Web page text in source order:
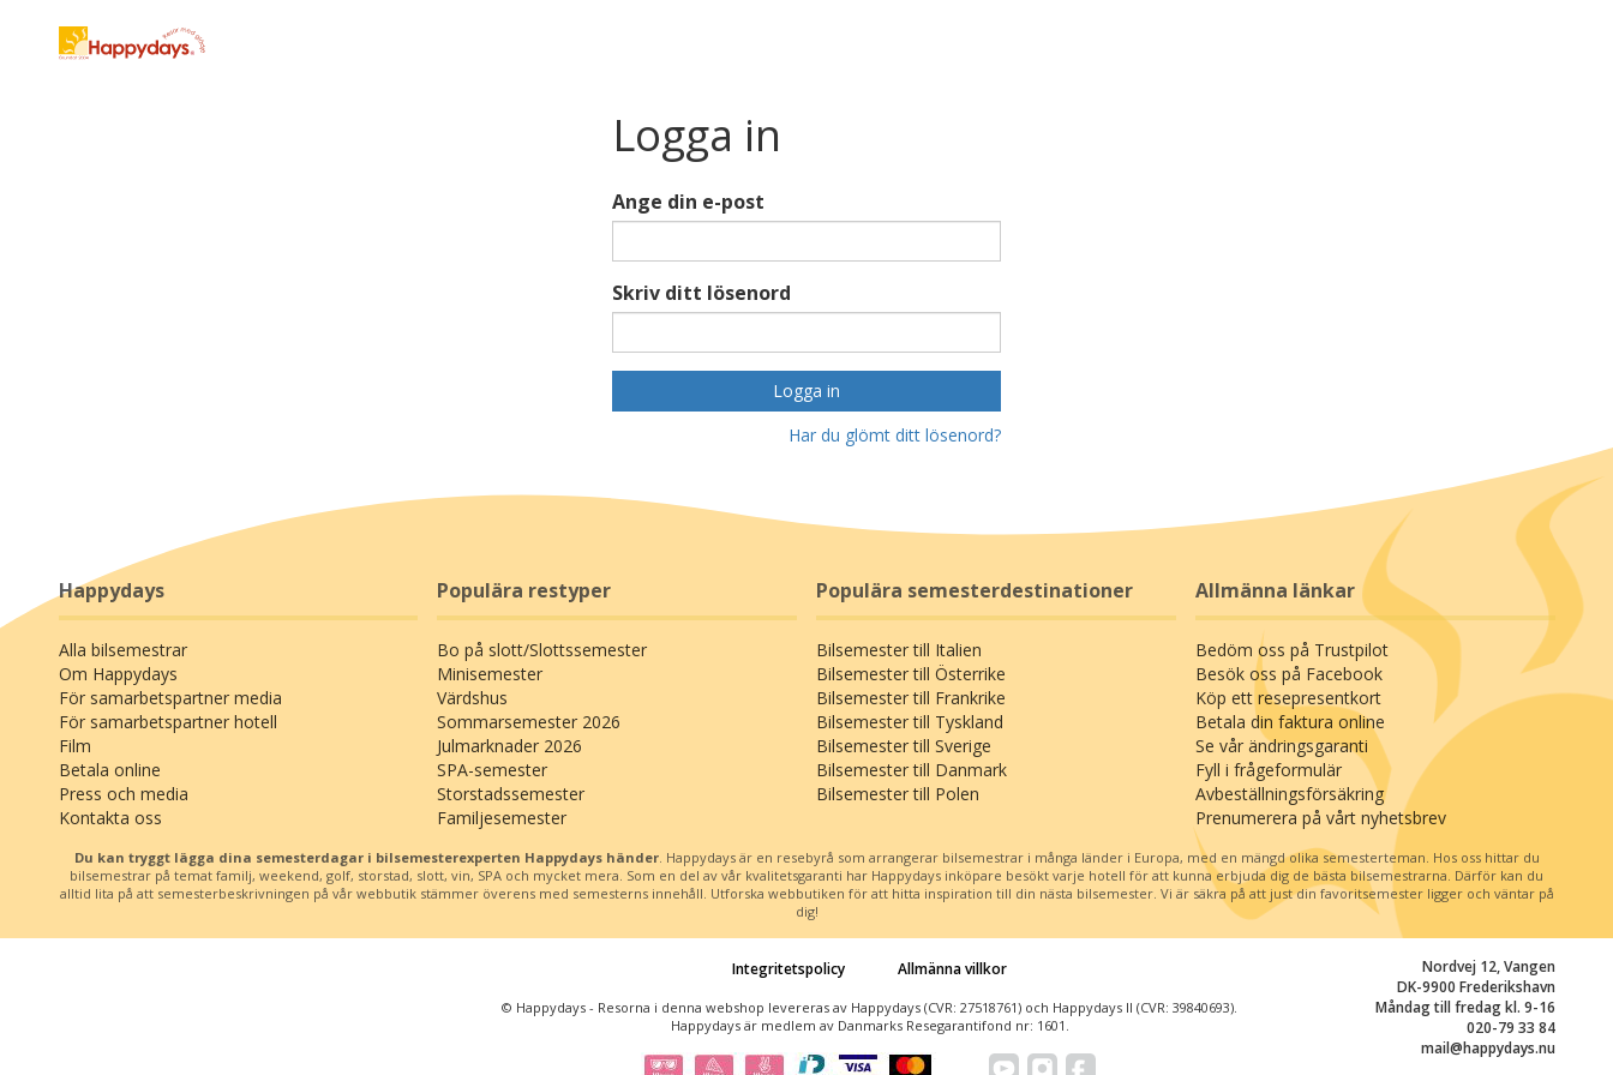
Logga in
Ange din e-post
Skriv ditt lösenord
Logga in
Har du glömt ditt lösenord?
Happydays
Alla bilsemestrar
Om Happydays
För samarbetspartner media
För samarbetspartner hotell
Film
Betala online
Press och media
Kontakta oss
Populära restyper
Bo på slott/Slottssemester
Minisemester
Värdshus
Sommarsemester 2026
Julmarknader 2026
SPA-semester
Storstadssemester
Familjesemester
Populära semesterdestinationer
Bilsemester till Italien
Bilsemester till Österrike
Bilsemester till Frankrike
Bilsemester till Tyskland
Bilsemester till Sverige
Bilsemester till Danmark
Bilsemester till Polen
Allmänna länkar
Bedöm oss på Trustpilot
Besök oss på Facebook
Köp ett resepresentkort
Betala din faktura online
Se vår ändringsgaranti
Fyll i frågeformulär
Avbeställningsförsäkring
Prenumerera på vårt nyhetsbrev
Du kan tryggt lägga dina semesterdagar i bilsemesterexperten Happydays händer. Happydays är en resebyrå som arrangerar bilsemestrar i många länder i Europa, med en mängd olika semesterteman. Hos oss hittar du
bilsemestrar på temat familj, weekend, golf, storstad, slott, vin, SPA och mycket mera. Som en del av vår kvalitetsgaranti har Happydays inköpare besökt varje hotell för att kunna erbjuda dig de bästa bilsemestrarna. Därför kan du
alltid lita på att semesterbeskrivningen på vår webbutik stämmer överens med semesterns innehåll. Utforska webbutiken för att hitta inspiration till din nästa bilsemester. Vi är säkra på att just din favoritsemester ligger och väntar på
dig!
Nordvej 12, Vangen
DK-9900 Frederikshavn
Måndag till fredag kl. 9-16
020-79 33 84
mail@happydays.nu
Integritetspolicy Allmänna villkor
© Happydays - Resorna i denna webshop levereras av Happydays (CVR: 27518761) och Happydays II (CVR: 39840693).
Happydays är medlem av Danmarks Resegarantifond nr: 1601.